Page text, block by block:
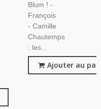
Blum ! -
François
- Camille
Chautemps
: les...
Ajouter au